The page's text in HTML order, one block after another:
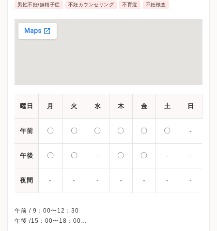
男性不妊/無精子症 不妊カウンセリング 不育症 不妊検査
曜日 月 火 水 木 金 土 日
午前 〇 〇 〇 〇 〇 〇 -
午後 〇 〇 - 〇 〇 - -
夜間 - - - - - - -
午前 / 9：00〜12：30
午後 /15：00〜18：00